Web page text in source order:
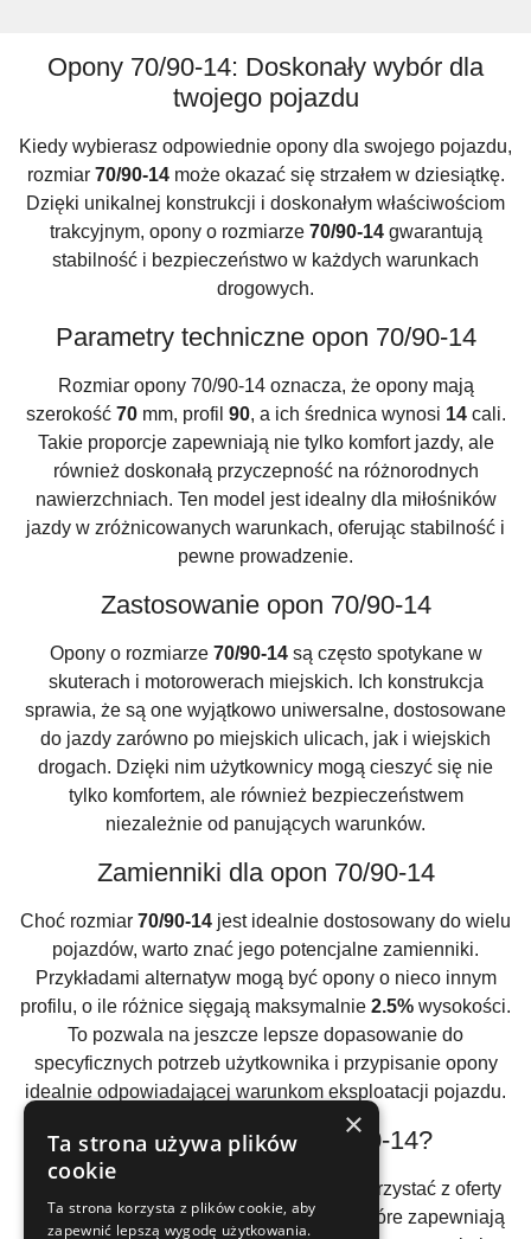
Opony 70/90-14: Doskonały wybór dla
twojego pojazdu
Kiedy wybierasz odpowiednie opony dla swojego pojazdu,
rozmiar 70/90-14może okazać się strzałem w dziesiątkę.
Dzięki unikalnej konstrukcji i doskonałym właściwościom
trakcyjnym, opony o rozmiarze 70/90-14gwarantują
stabilność i bezpieczeństwo w każdych warunkach
drogowych.
Parametry techniczne opon 70/90-14
Rozmiar opony 70/90-14 oznacza, że opony mają
szerokość 70mm, profil 90, a ich średnica wynosi 14cali.
Takie proporcje zapewniają nie tylko komfort jazdy, ale
również doskonałą przyczepność na różnorodnych
nawierzchniach. Ten model jest idealny dla miłośników
jazdy w zróżnicowanych warunkach, oferując stabilność i
pewne prowadzenie.
Zastosowanie opon 70/90-14
Opony o rozmiarze 70/90-14są często spotykane w
skuterach i motorowerach miejskich. Ich konstrukcja
sprawia, że są one wyjątkowo uniwersalne, dostosowane
do jazdy zarówno po miejskich ulicach, jak i wiejskich
drogach. Dzięki nim użytkownicy mogą cieszyć się nie
tylko komfortem, ale również bezpieczeństwem
niezależnie od panujących warunków.
Zamienniki dla opon 70/90-14
Choć rozmiar 70/90-14 jest idealnie dostosowany do wielu
pojazdów, warto znać jego potencjalne zamienniki.
Przykładami alternatyw mogą być opony o nieco innym
profilu, o ile różnice sięgają maksymalnie 2.5% wysokości.
To pozwala na jeszcze lepsze dopasowanie do
specyficznych potrzeb użytkownika i przypisanie opony
idealnie odpowiadającej warunkom eksploatacji pojazdu.
Gdzie kupić opony 70/90-14?
, warto skorzystać z oferty
renomowanych sklepów internetowych, które zapewniają
×
Ta strona używa plików
cookie
Ta strona korzysta z plików cookie, aby
zapewnić lepszą wygodę użytkowania.